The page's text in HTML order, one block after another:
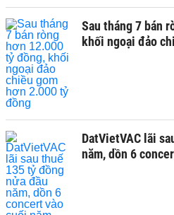
Sau tháng 7 bán
khối ngoại đảo
DatVietVAC lãi
năm, dồn 6